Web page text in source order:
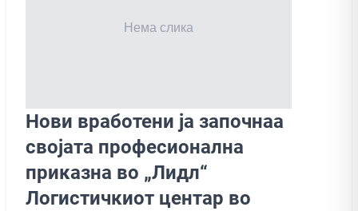
Нови вработени ја започнаа
својата професионална
приказна во „Лидл“
Логистичкиот центар во